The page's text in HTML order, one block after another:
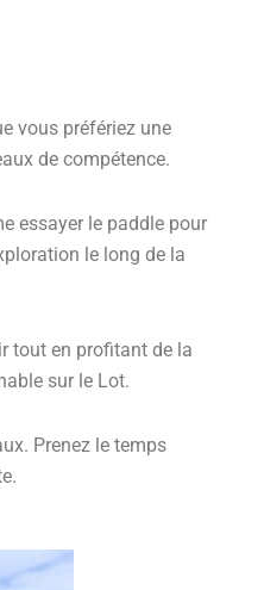
vous préfériez une
de compétence.
essayer le paddle pour
le long de la
tout en profitant de la
sur le Lot.
Prenez le temps